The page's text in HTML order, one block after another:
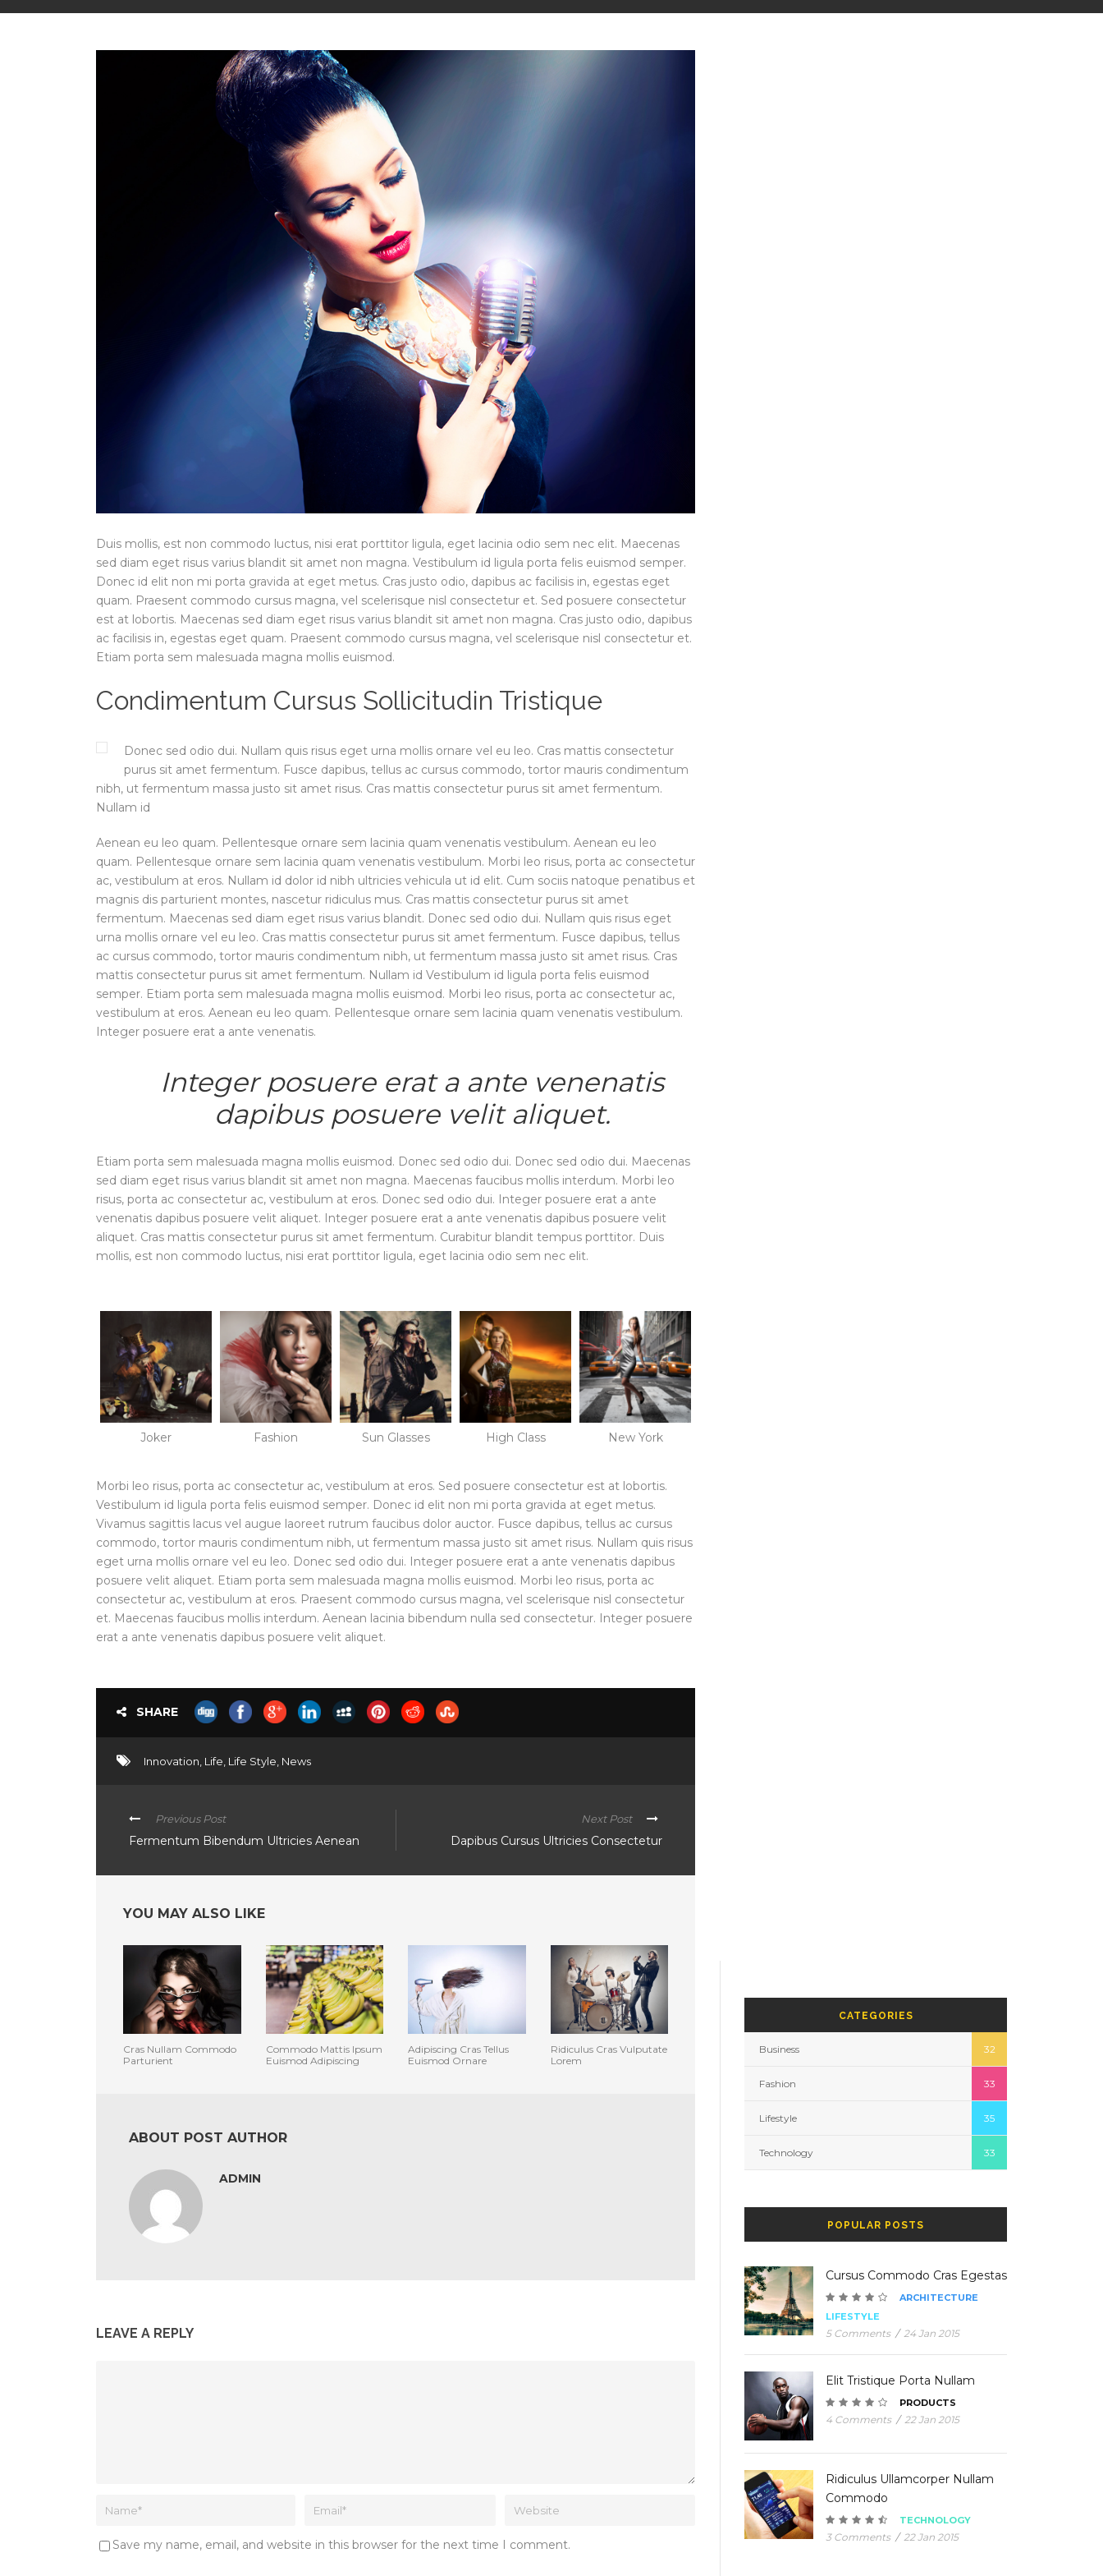
Duis mollis, est non commodo luctus, nisi erat porttitor ligula, eget lacinia odio sem nec elit. Maecenas
sed diam eget risus varius blandit sit amet non magna. Vestibulum id ligula porta felis euismod semper.
Donec id elit non mi porta gravida at eget metus. Cras justo odio, dapibus ac facilisis in, egestas eget
quam. Praesent commodo cursus magna, vel scelerisque nisl consectetur et. Sed posuere consectetur
est at lobortis. Maecenas sed diam eget risus varius blandit sit amet non magna. Cras justo odio, dapibus
ac facilisis in, egestas eget quam. Praesent commodo cursus magna, vel scelerisque nisl consectetur et.
Etiam porta sem malesuada magna mollis euismod.
Condimentum Cursus Sollicitudin Tristique
Donec sed odio dui. Nullam quis risus eget urna mollis ornare vel eu leo. Cras mattis consectetur
purus sit amet fermentum. Fusce dapibus, tellus ac cursus commodo, tortor mauris condimentum
nibh, ut fermentum massa justo sit amet risus. Cras mattis consectetur purus sit amet fermentum.
Nullam id
Aenean eu leo quam. Pellentesque ornare sem lacinia quam venenatis vestibulum. Aenean eu leo
quam. Pellentesque ornare sem lacinia quam venenatis vestibulum. Morbi leo risus, porta ac consectetur
ac, vestibulum at eros. Nullam id dolor id nibh ultricies vehicula ut id elit. Cum sociis natoque penatibus et
magnis dis parturient montes, nascetur ridiculus mus. Cras mattis consectetur purus sit amet
fermentum. Maecenas sed diam eget risus varius blandit. Donec sed odio dui. Nullam quis risus eget
urna mollis ornare vel eu leo. Cras mattis consectetur purus sit amet fermentum. Fusce dapibus, tellus
ac cursus commodo, tortor mauris condimentum nibh, ut fermentum massa justo sit amet risus. Cras
mattis consectetur purus sit amet fermentum. Nullam id Vestibulum id ligula porta felis euismod
semper. Etiam porta sem malesuada magna mollis euismod. Morbi leo risus, porta ac consectetur ac,
vestibulum at eros. Aenean eu leo quam. Pellentesque ornare sem lacinia quam venenatis vestibulum.
Integer posuere erat a ante venenatis.
Integer posuere erat a ante venenatis
dapibus posuere velit aliquet.
Etiam porta sem malesuada magna mollis euismod. Donec sed odio dui. Donec sed odio dui. Maecenas
sed diam eget risus varius blandit sit amet non magna. Maecenas faucibus mollis interdum. Morbi leo
risus, porta ac consectetur ac, vestibulum at eros. Donec sed odio dui. Integer posuere erat a ante
venenatis dapibus posuere velit aliquet. Integer posuere erat a ante venenatis dapibus posuere velit
aliquet. Cras mattis consectetur purus sit amet fermentum. Curabitur blandit tempus porttitor. Duis
mollis, est non commodo luctus, nisi erat porttitor ligula, eget lacinia odio sem nec elit.
Joker Fashion Sun Glasses High Class New York
Morbi leo risus, porta ac consectetur ac, vestibulum at eros. Sed posuere consectetur est at lobortis.
Vestibulum id ligula porta felis euismod semper. Donec id elit non mi porta gravida at eget metus.
Vivamus sagittis lacus vel augue laoreet rutrum faucibus dolor auctor. Fusce dapibus, tellus ac cursus
commodo, tortor mauris condimentum nibh, ut fermentum massa justo sit amet risus. Nullam quis risus
eget urna mollis ornare vel eu leo. Donec sed odio dui. Integer posuere erat a ante venenatis dapibus
posuere velit aliquet. Etiam porta sem malesuada magna mollis euismod. Morbi leo risus, porta ac
consectetur ac, vestibulum at eros. Praesent commodo cursus magna, vel scelerisque nisl consectetur
et. Maecenas faucibus mollis interdum. Aenean lacinia bibendum nulla sed consectetur. Integer posuere
erat a ante venenatis dapibus posuere velit aliquet.
SHARE
Innovation, Life, Life Style, News
Previous Post
Fermentum Bibendum Ultricies Aenean
Next Post
Dapibus Cursus Ultricies Consectetur
YOU MAY ALSO LIKE
Cras Nullam Commodo
Parturient
Commodo Mattis Ipsum
Euismod Adipiscing
Adipiscing Cras Tellus
Euismod Ornare
Ridiculus Cras Vulputate
Lorem
ABOUT POST AUTHOR
ADMIN
LEAVE A REPLY
Save my name, email, and website in this browser for the next time I comment.
CATEGORIES
Business 32
Fashion 33
Lifestyle 35
Technology 33
POPULAR POSTS
Cursus Commodo Cras Egestas
ARCHITECTURE
LIFESTYLE
5 Comments / 24 Jan 2015
Elit Tristique Porta Nullam
PRODUCTS
4 Comments / 22 Jan 2015
Ridiculus Ullamcorper Nullam
Commodo
TECHNOLOGY
3 Comments / 22 Jan 2015